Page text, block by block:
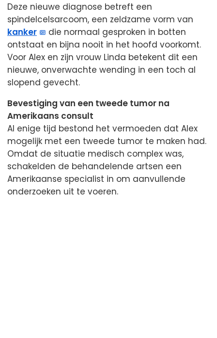
Deze nieuwe diagnose betreft een
spindelcelsarcoom, een zeldzame vorm van
kanker
die normaal gesproken in botten
ontstaat en bijna nooit in het hoofd voorkomt.
Voor Alex en zijn vrouw Linda betekent dit een
nieuwe, onverwachte wending in een toch al
slopend gevecht.
Bevestiging van een tweede tumor na
Amerikaans consult
Al enige tijd bestond het vermoeden dat Alex
mogelijk met een tweede tumor te maken had.
Omdat de situatie medisch complex was,
schakelden de behandelende artsen een
Amerikaanse specialist in om aanvullende
onderzoeken uit te voeren.